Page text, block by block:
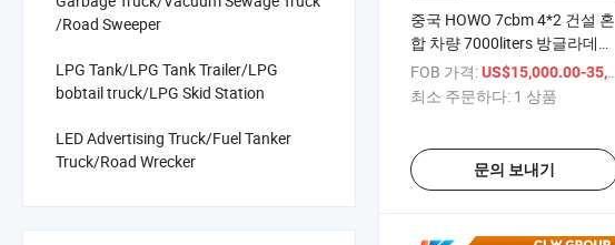
/Road Sweeper
LPG Tank/LPG Tank Trailer/LPG
bobtail truck/LPG Skid Station
LED Advertising Truck/Fuel Tanker
Truck/Road Wrecker
중국 HOWO 7cbm 4*2 건설 혼
합 차량 7000liters 방글라데시
로 이동식 시멘트 콘크리트 믹
서 트럭
FOB 가격:US$15,000.00-35,000.00
최소 주문하다: 1 상품
문의 보내기